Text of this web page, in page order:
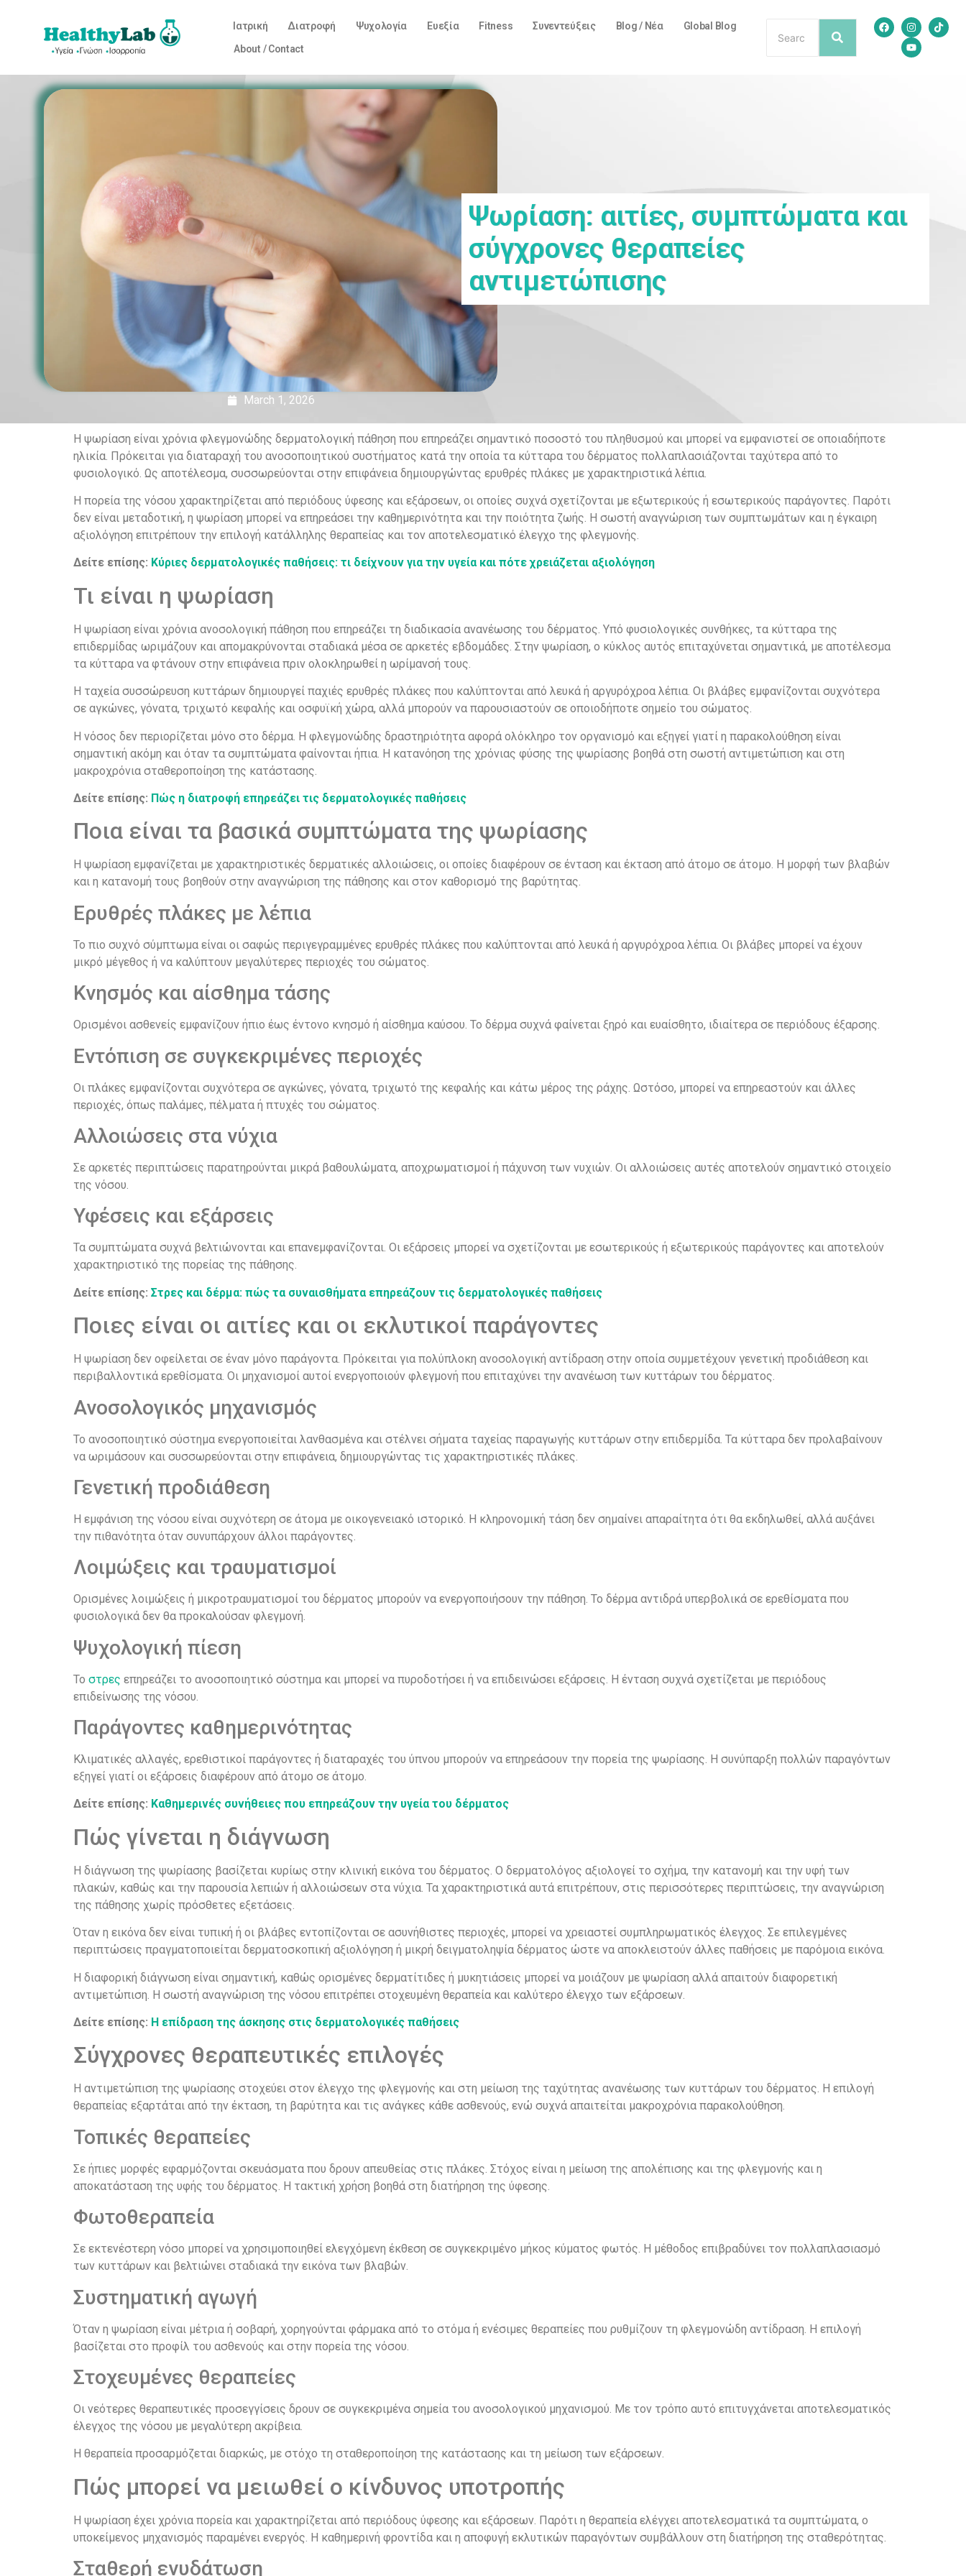
Ιατρική Διατροφή Ψυχολογία Ευεξία Fitness Συνεντεύξεις Blog / Νέα
Global Blog
About / Contact
March 1, 2026
Ψωρίαση: αιτίες, συμπτώματα και
σύγχρονες θεραπείες
αντιμετώπισης
Η ψωρίαση είναι χρόνια φλεγμονώδης δερματολογική πάθηση που επηρεάζει σημαντικό ποσοστό του πληθυσμού και μπορεί να εμφανιστεί σε οποιαδήποτε
ηλικία. Πρόκειται για διαταραχή του ανοσοποιητικού συστήματος κατά την οποία τα κύτταρα του δέρματος πολλαπλασιάζονται ταχύτερα από το
φυσιολογικό. Ως αποτέλεσμα, συσσωρεύονται στην επιφάνεια δημιουργώντας ερυθρές πλάκες με χαρακτηριστικά λέπια.
Η πορεία της νόσου χαρακτηρίζεται από περιόδους ύφεσης και εξάρσεων, οι οποίες συχνά σχετίζονται με εξωτερικούς ή εσωτερικούς παράγοντες. Παρότι
δεν είναι μεταδοτική, η ψωρίαση μπορεί να επηρεάσει την καθημερινότητα και την ποιότητα ζωής. Η σωστή αναγνώριση των συμπτωμάτων και η έγκαιρη
αξιολόγηση επιτρέπουν την επιλογή κατάλληλης θεραπείας και τον αποτελεσματικό έλεγχο της φλεγμονής.
Δείτε επίσης: Κύριες δερματολογικές παθήσεις: τι δείχνουν για την υγεία και πότε χρειάζεται αξιολόγηση
Τι είναι η ψωρίαση
Η ψωρίαση είναι χρόνια ανοσολογική πάθηση που επηρεάζει τη διαδικασία ανανέωσης του δέρματος. Υπό φυσιολογικές συνθήκες, τα κύτταρα της
επιδερμίδας ωριμάζουν και απομακρύνονται σταδιακά μέσα σε αρκετές εβδομάδες. Στην ψωρίαση, ο κύκλος αυτός επιταχύνεται σημαντικά, με αποτέλεσμα
τα κύτταρα να φτάνουν στην επιφάνεια πριν ολοκληρωθεί η ωρίμανσή τους.
Η ταχεία συσσώρευση κυττάρων δημιουργεί παχιές ερυθρές πλάκες που καλύπτονται από λευκά ή αργυρόχροα λέπια. Οι βλάβες εμφανίζονται συχνότερα
σε αγκώνες, γόνατα, τριχωτό κεφαλής και οσφυϊκή χώρα, αλλά μπορούν να παρουσιαστούν σε οποιοδήποτε σημείο του σώματος.
Η νόσος δεν περιορίζεται μόνο στο δέρμα. Η φλεγμονώδης δραστηριότητα αφορά ολόκληρο τον οργανισμό και εξηγεί γιατί η παρακολούθηση είναι
σημαντική ακόμη και όταν τα συμπτώματα φαίνονται ήπια. Η κατανόηση της χρόνιας φύσης της ψωρίασης βοηθά στη σωστή αντιμετώπιση και στη
μακροχρόνια σταθεροποίηση της κατάστασης.
Δείτε επίσης: Πώς η διατροφή επηρεάζει τις δερματολογικές παθήσεις
Ποια είναι τα βασικά συμπτώματα της ψωρίασης
Η ψωρίαση εμφανίζεται με χαρακτηριστικές δερματικές αλλοιώσεις, οι οποίες διαφέρουν σε ένταση και έκταση από άτομο σε άτομο. Η μορφή των βλαβών
και η κατανομή τους βοηθούν στην αναγνώριση της πάθησης και στον καθορισμό της βαρύτητας.
Ερυθρές πλάκες με λέπια
Το πιο συχνό σύμπτωμα είναι οι σαφώς περιγεγραμμένες ερυθρές πλάκες που καλύπτονται από λευκά ή αργυρόχροα λέπια. Οι βλάβες μπορεί να έχουν
μικρό μέγεθος ή να καλύπτουν μεγαλύτερες περιοχές του σώματος.
Κνησμός και αίσθημα τάσης
Ορισμένοι ασθενείς εμφανίζουν ήπιο έως έντονο κνησμό ή αίσθημα καύσου. Το δέρμα συχνά φαίνεται ξηρό και ευαίσθητο, ιδιαίτερα σε περιόδους έξαρσης.
Εντόπιση σε συγκεκριμένες περιοχές
Οι πλάκες εμφανίζονται συχνότερα σε αγκώνες, γόνατα, τριχωτό της κεφαλής και κάτω μέρος της ράχης. Ωστόσο, μπορεί να επηρεαστούν και άλλες
περιοχές, όπως παλάμες, πέλματα ή πτυχές του σώματος.
Αλλοιώσεις στα νύχια
Σε αρκετές περιπτώσεις παρατηρούνται μικρά βαθουλώματα, αποχρωματισμοί ή πάχυνση των νυχιών. Οι αλλοιώσεις αυτές αποτελούν σημαντικό στοιχείο
της νόσου.
Υφέσεις και εξάρσεις
Τα συμπτώματα συχνά βελτιώνονται και επανεμφανίζονται. Οι εξάρσεις μπορεί να σχετίζονται με εσωτερικούς ή εξωτερικούς παράγοντες και αποτελούν
χαρακτηριστικό της πορείας της πάθησης.
Δείτε επίσης: Στρες και δέρμα: πώς τα συναισθήματα επηρεάζουν τις δερματολογικές παθήσεις
Ποιες είναι οι αιτίες και οι εκλυτικοί παράγοντες
Η ψωρίαση δεν οφείλεται σε έναν μόνο παράγοντα. Πρόκειται για πολύπλοκη ανοσολογική αντίδραση στην οποία συμμετέχουν γενετική προδιάθεση και
περιβαλλοντικά ερεθίσματα. Οι μηχανισμοί αυτοί ενεργοποιούν φλεγμονή που επιταχύνει την ανανέωση των κυττάρων του δέρματος.
Ανοσολογικός μηχανισμός
Το ανοσοποιητικό σύστημα ενεργοποιείται λανθασμένα και στέλνει σήματα ταχείας παραγωγής κυττάρων στην επιδερμίδα. Τα κύτταρα δεν προλαβαίνουν
να ωριμάσουν και συσσωρεύονται στην επιφάνεια, δημιουργώντας τις χαρακτηριστικές πλάκες.
Γενετική προδιάθεση
Η εμφάνιση της νόσου είναι συχνότερη σε άτομα με οικογενειακό ιστορικό. Η κληρονομική τάση δεν σημαίνει απαραίτητα ότι θα εκδηλωθεί, αλλά αυξάνει
την πιθανότητα όταν συνυπάρχουν άλλοι παράγοντες.
Λοιμώξεις και τραυματισμοί
Ορισμένες λοιμώξεις ή μικροτραυματισμοί του δέρματος μπορούν να ενεργοποιήσουν την πάθηση. Το δέρμα αντιδρά υπερβολικά σε ερεθίσματα που
φυσιολογικά δεν θα προκαλούσαν φλεγμονή.
Ψυχολογική πίεση
Το στρες επηρεάζει το ανοσοποιητικό σύστημα και μπορεί να πυροδοτήσει ή να επιδεινώσει εξάρσεις. Η ένταση συχνά σχετίζεται με περιόδους
επιδείνωσης της νόσου.
Παράγοντες καθημερινότητας
Κλιματικές αλλαγές, ερεθιστικοί παράγοντες ή διαταραχές του ύπνου μπορούν να επηρεάσουν την πορεία της ψωρίασης. Η συνύπαρξη πολλών παραγόντων
εξηγεί γιατί οι εξάρσεις διαφέρουν από άτομο σε άτομο.
Δείτε επίσης: Καθημερινές συνήθειες που επηρεάζουν την υγεία του δέρματος
Πώς γίνεται η διάγνωση
Η διάγνωση της ψωρίασης βασίζεται κυρίως στην κλινική εικόνα του δέρματος. Ο δερματολόγος αξιολογεί το σχήμα, την κατανομή και την υφή των
πλακών, καθώς και την παρουσία λεπιών ή αλλοιώσεων στα νύχια. Τα χαρακτηριστικά αυτά επιτρέπουν, στις περισσότερες περιπτώσεις, την αναγνώριση
της πάθησης χωρίς πρόσθετες εξετάσεις.
Όταν η εικόνα δεν είναι τυπική ή οι βλάβες εντοπίζονται σε ασυνήθιστες περιοχές, μπορεί να χρειαστεί συμπληρωματικός έλεγχος. Σε επιλεγμένες
περιπτώσεις πραγματοποιείται δερματοσκοπική αξιολόγηση ή μικρή δειγματοληψία δέρματος ώστε να αποκλειστούν άλλες παθήσεις με παρόμοια εικόνα.
Η διαφορική διάγνωση είναι σημαντική, καθώς ορισμένες δερματίτιδες ή μυκητιάσεις μπορεί να μοιάζουν με ψωρίαση αλλά απαιτούν διαφορετική
αντιμετώπιση. Η σωστή αναγνώριση της νόσου επιτρέπει στοχευμένη θεραπεία και καλύτερο έλεγχο των εξάρσεων.
Δείτε επίσης: Η επίδραση της άσκησης στις δερματολογικές παθήσεις
Σύγχρονες θεραπευτικές επιλογές
Η αντιμετώπιση της ψωρίασης στοχεύει στον έλεγχο της φλεγμονής και στη μείωση της ταχύτητας ανανέωσης των κυττάρων του δέρματος. Η επιλογή
θεραπείας εξαρτάται από την έκταση, τη βαρύτητα και τις ανάγκες κάθε ασθενούς, ενώ συχνά απαιτείται μακροχρόνια παρακολούθηση.
Τοπικές θεραπείες
Σε ήπιες μορφές εφαρμόζονται σκευάσματα που δρουν απευθείας στις πλάκες. Στόχος είναι η μείωση της απολέπισης και της φλεγμονής και η
αποκατάσταση της υφής του δέρματος. Η τακτική χρήση βοηθά στη διατήρηση της ύφεσης.
Φωτοθεραπεία
Σε εκτενέστερη νόσο μπορεί να χρησιμοποιηθεί ελεγχόμενη έκθεση σε συγκεκριμένο μήκος κύματος φωτός. Η μέθοδος επιβραδύνει τον πολλαπλασιασμό
των κυττάρων και βελτιώνει σταδιακά την εικόνα των βλαβών.
Συστηματική αγωγή
Όταν η ψωρίαση είναι μέτρια ή σοβαρή, χορηγούνται φάρμακα από το στόμα ή ενέσιμες θεραπείες που ρυθμίζουν τη φλεγμονώδη αντίδραση. Η επιλογή
βασίζεται στο προφίλ του ασθενούς και στην πορεία της νόσου.
Στοχευμένες θεραπείες
Οι νεότερες θεραπευτικές προσεγγίσεις δρουν σε συγκεκριμένα σημεία του ανοσολογικού μηχανισμού. Με τον τρόπο αυτό επιτυγχάνεται αποτελεσματικός
έλεγχος της νόσου με μεγαλύτερη ακρίβεια.
Η θεραπεία προσαρμόζεται διαρκώς, με στόχο τη σταθεροποίηση της κατάστασης και τη μείωση των εξάρσεων.
Πώς μπορεί να μειωθεί ο κίνδυνος υποτροπής
Η ψωρίαση έχει χρόνια πορεία και χαρακτηρίζεται από περιόδους ύφεσης και εξάρσεων. Παρότι η θεραπεία ελέγχει αποτελεσματικά τα συμπτώματα, ο
υποκείμενος μηχανισμός παραμένει ενεργός. Η καθημερινή φροντίδα και η αποφυγή εκλυτικών παραγόντων συμβάλλουν στη διατήρηση της σταθερότητας.
Σταθερή ενυδάτωση